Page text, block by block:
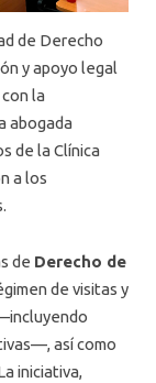
de Derecho
y apoyo legal
la
abogada
de la Clínica
a los
de Derecho de
de visitas y
así como
iniciativa,